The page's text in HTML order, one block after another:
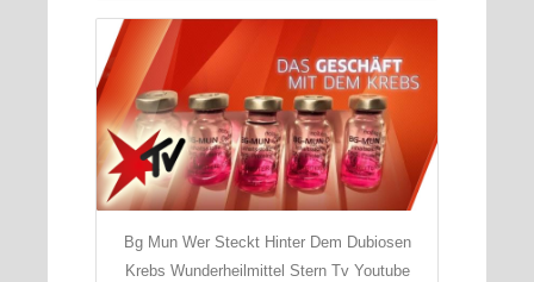
Bg Mun Wer Steckt Hinter Dem Dubiosen
Krebs Wunderheilmittel Stern Tv Youtube